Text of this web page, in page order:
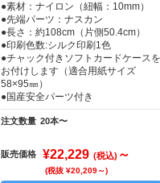
●素材：ナイロン（紐幅：10mm）
●先端パーツ：ナスカン
●長さ：約108cm（片側50.4cm）
●印刷色数:シルク印刷1色
●チャック付きソフトカードケースを
お付けします（適合用紙サイズ
58×95㎜）
●国産安全パーツ付き
注文数量 20本〜
販売価格 ¥22,229 (税込) ～
(税抜 ¥20,209～)